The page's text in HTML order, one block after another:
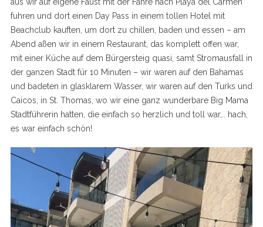
fuhren und dort einen Day Pass in einem tollen Hotel mit
Beachclub kauften, um dort zu chillen, baden und essen – am
Abend aßen wir in einem Restaurant, das komplett offen war,
mit einer Küche auf dem Bürgersteig quasi, samt Stromausfall in
der ganzen Stadt für 10 Minuten – wir waren auf den Bahamas
und badeten in glasklarem Wasser, wir waren auf den Turks und
Caicos, in St. Thomas, wo wir eine ganz wunderbare Big Mama
Stadtführerin hatten, die einfach so herzlich und toll war,.. hach,
es war einfach schön!